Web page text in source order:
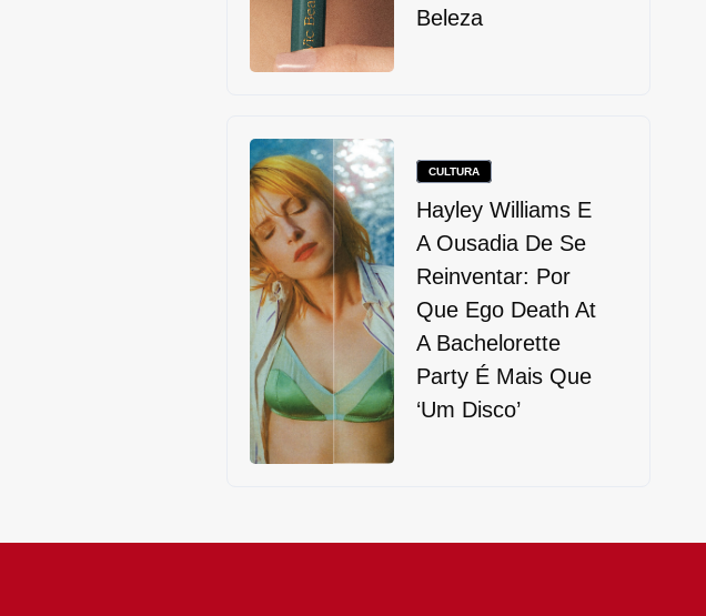
Beleza
CULTURA
Hayley Williams E
A Ousadia De Se
Reinventar: Por
Que Ego Death At
A Bachelorette
Party É Mais Que
‘um Disco’